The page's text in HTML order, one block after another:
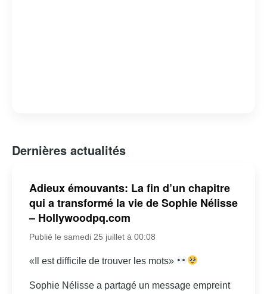
Dernières actualités
Adieux émouvants: La fin d’un chapitre
qui a transformé la vie de Sophie Nélisse
– Hollywoodpq.com
Publié le samedi 25 juillet à 00:08
«Il est difficile de trouver les mots»
Sophie Nélisse a partagé un message empreint